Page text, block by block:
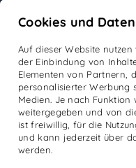
Cookies und Daten
Auf dieser Website
der Einbindung von
Elementen von Partnern,
personalisierter Werbung
Medien. Je nach
weitergegeben und von
ist freiwillig, für die
und kann jederzeit über
werden.